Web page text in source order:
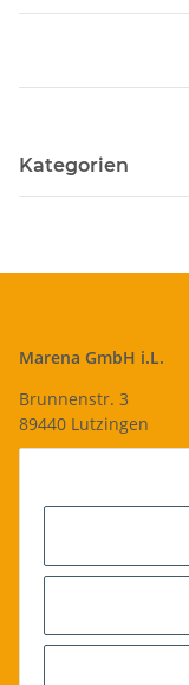
Kategorien
Marena GmbH i.L.
Brunnenstr. 3
89440 Lutzingen